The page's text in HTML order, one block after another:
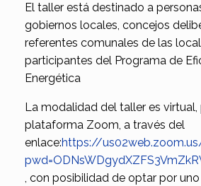
El taller está destinado a
gobiernos locales, concejos
referentes comunales de las
participantes del Programa de
Energética
La modalidad del taller es
plataforma Zoom, a través del
enlace:https://
, con posibilidad de optar por